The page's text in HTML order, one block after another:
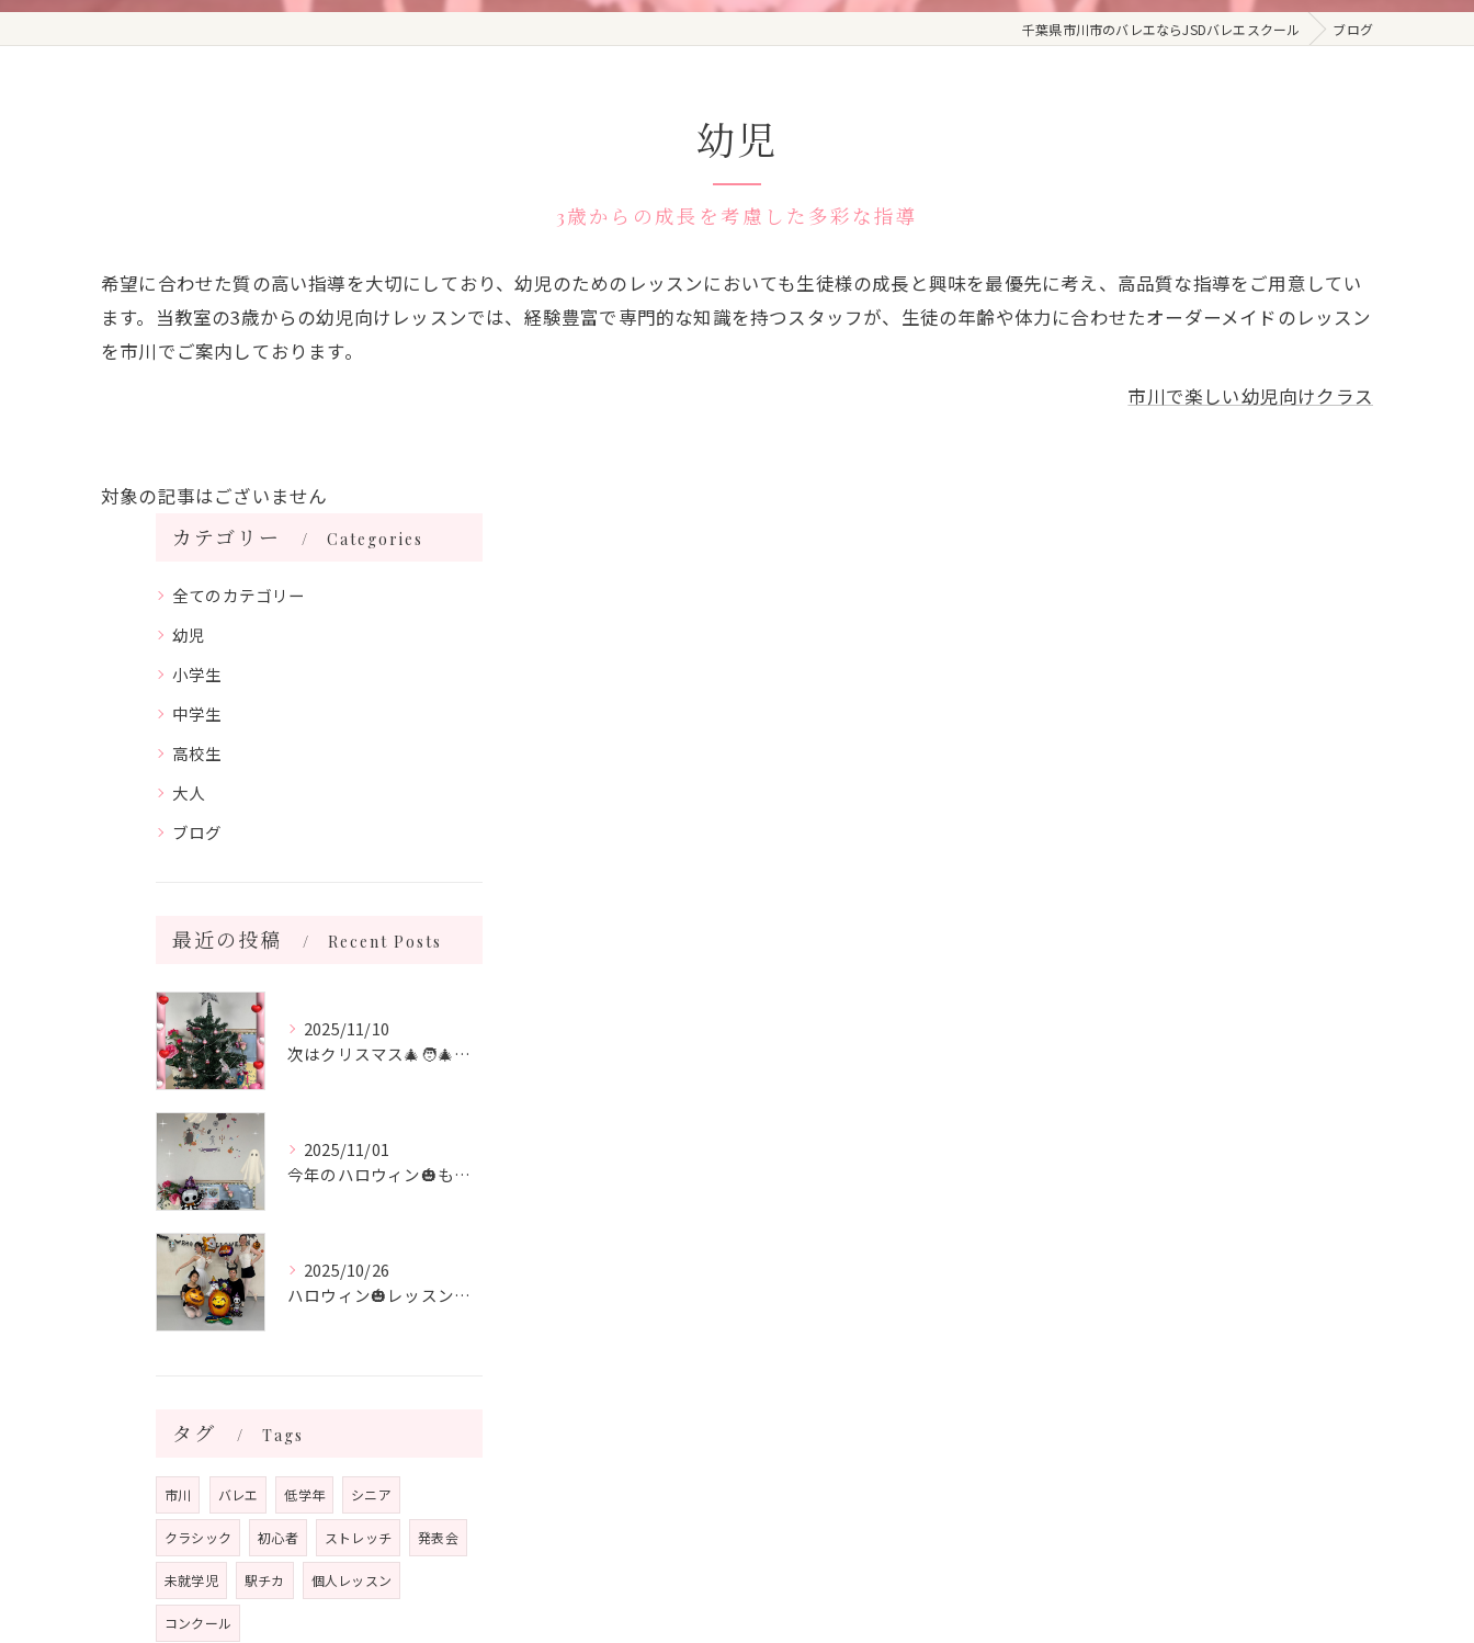
千葉県市川市のバレエならJSDバレエスクール ブログ
幼児
3歳からの成長を考慮した多彩な指導
希望に合わせた質の高い指導を大切にしており、幼児のためのレッスンにおいても生徒様の成長と興味を最優先に考え、高品質な指導をご用意してい
ます。当教室の3歳からの幼児向けレッスンでは、経験豊富で専門的な知識を持つスタッフが、生徒の年齢や体力に合わせたオーダーメイドのレッスン
を市川でご案内しております。
市川で楽しい幼児向けクラス
対象の記事はございません
カテゴリー
Categories
全てのカテゴリー
幼児
小学生
中学生
高校生
大人
ブログ
最近の投稿 Recent Posts
2025/11/10
次はクリスマス🎄🧑‍🎄🎄 飾り付けをしました♪
2025/11/01
今年のハロウィン🎃も終わり 次はクリスマス🎄
2025/10/26
ハロウィン🎃レッスン🎃 シニアクラス
タグ Tags
市川 バレエ 低学年 シニア
クラシック 初心者 ストレッチ 発表会
未就学児 駅チカ 個人レッスン
コンクール